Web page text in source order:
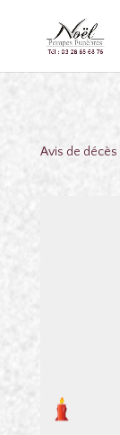
Avis de décès